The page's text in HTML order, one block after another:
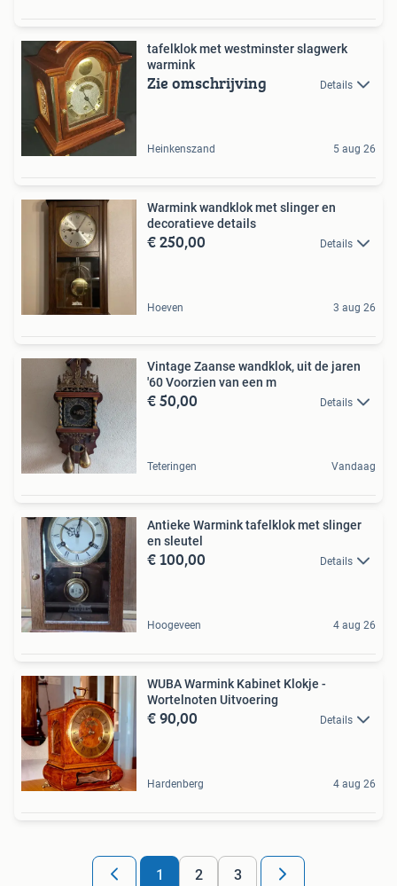
tafelklok met westminster slagwerk
warmink
Zie omschrijving Details
Heinkenszand 5 aug 26
Warmink wandklok met slinger en
decoratieve details
€ 250,00 Details
Hoeven 3 aug 26
Vintage Zaanse wandklok, uit de jaren
'60 Voorzien van een m
€ 50,00 Details
Teteringen Vandaag
Antieke Warmink tafelklok met slinger
en sleutel
€ 100,00 Details
Hoogeveen 4 aug 26
WUBA Warmink Kabinet Klokje -
Wortelnoten Uitvoering
€ 90,00 Details
Hardenberg 4 aug 26
1 2 3